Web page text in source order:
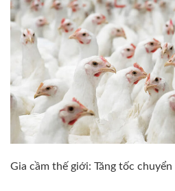
Gia cầm thế giới: Tăng tốc